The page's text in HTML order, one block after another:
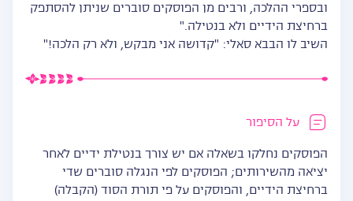
ובספרי ההלכה, ורבים מן הפוסקים סוברים שניתן להסתפק
ברחיצת הידיים ולא בנטילה."
השיב לו הבבא סאלי: "קדושה אני מבקש, ולא רק הלכה!"
על הסיפור
הפוסקים נחלקו בשאלה אם יש צורך בנטילת ידיים לאחר
יציאה מהשירותים; הפוסקים לפי הנגלה סוברים שדי
ברחיצת הידיים, והפוסקים על פי תורת הסוד (הקבלה)